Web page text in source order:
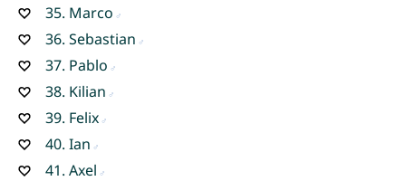
35. Marco
36. Sebastian
37. Pablo
38. Kilian
39. Felix
40. Ian
41. Axel